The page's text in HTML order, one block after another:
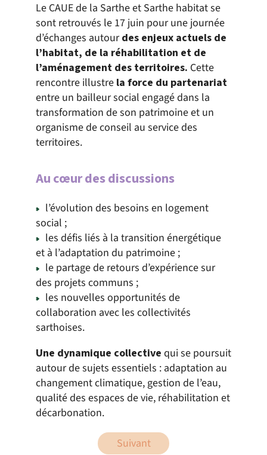
Le CAUE de la Sarthe et Sarthe habitat se
sont retrouvés le 17 juin pour une journée
d’échanges autourdes enjeux actuels de
l’habitat, de la réhabilitation et de
l’aménagement des territoires. Cette
rencontre illustre la force du partenariat
entre un bailleur social engagé dans la
transformation de son patrimoine et un
organisme de conseil au service des
territoires.
Au cœur des discussions
l’évolution des besoins en logement
social ;
les défis liés à la transition énergétique
et à l’adaptation du patrimoine ;
le partage de retours d’expérience sur
des projets communs ;
les nouvelles opportunités de
collaboration avec les collectivités
sarthoises.
Une dynamique collective qui se poursuit
autour de sujets essentiels : adaptation au
changement climatique, gestion de l’eau,
qualité des espaces de vie, réhabilitation et
décarbonation.
Suivant